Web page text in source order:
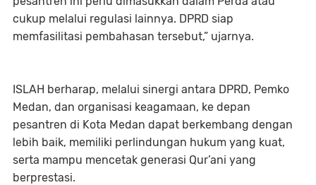
cukup melalui regulasi lainnya. DPRD siap
memfasilitasi pembahasan tersebut,” ujarnya.
ISLAH berharap, melalui sinergi antara DPRD, Pemko
Medan, dan organisasi keagamaan, ke depan
pesantren di Kota Medan dapat berkembang dengan
lebih baik, memiliki perlindungan hukum yang kuat,
serta mampu mencetak generasi Qur’ani yang
berprestasi.